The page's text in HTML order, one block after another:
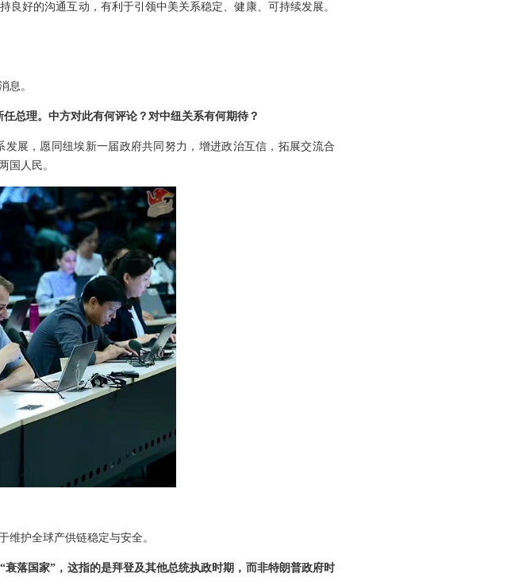
好的沟通互动，有利于引领中美关系稳定、健康、可持续发展。
息。
总理。中方对此有何评论？对中纽关系有何期待？
展，愿同纽埃新一届政府共同努力，增进政治互信，拓展交流合
国人民。
维护全球产供链稳定与安全。
落国家”，这指的是拜登及其他总统执政时期，而非特朗普政府时